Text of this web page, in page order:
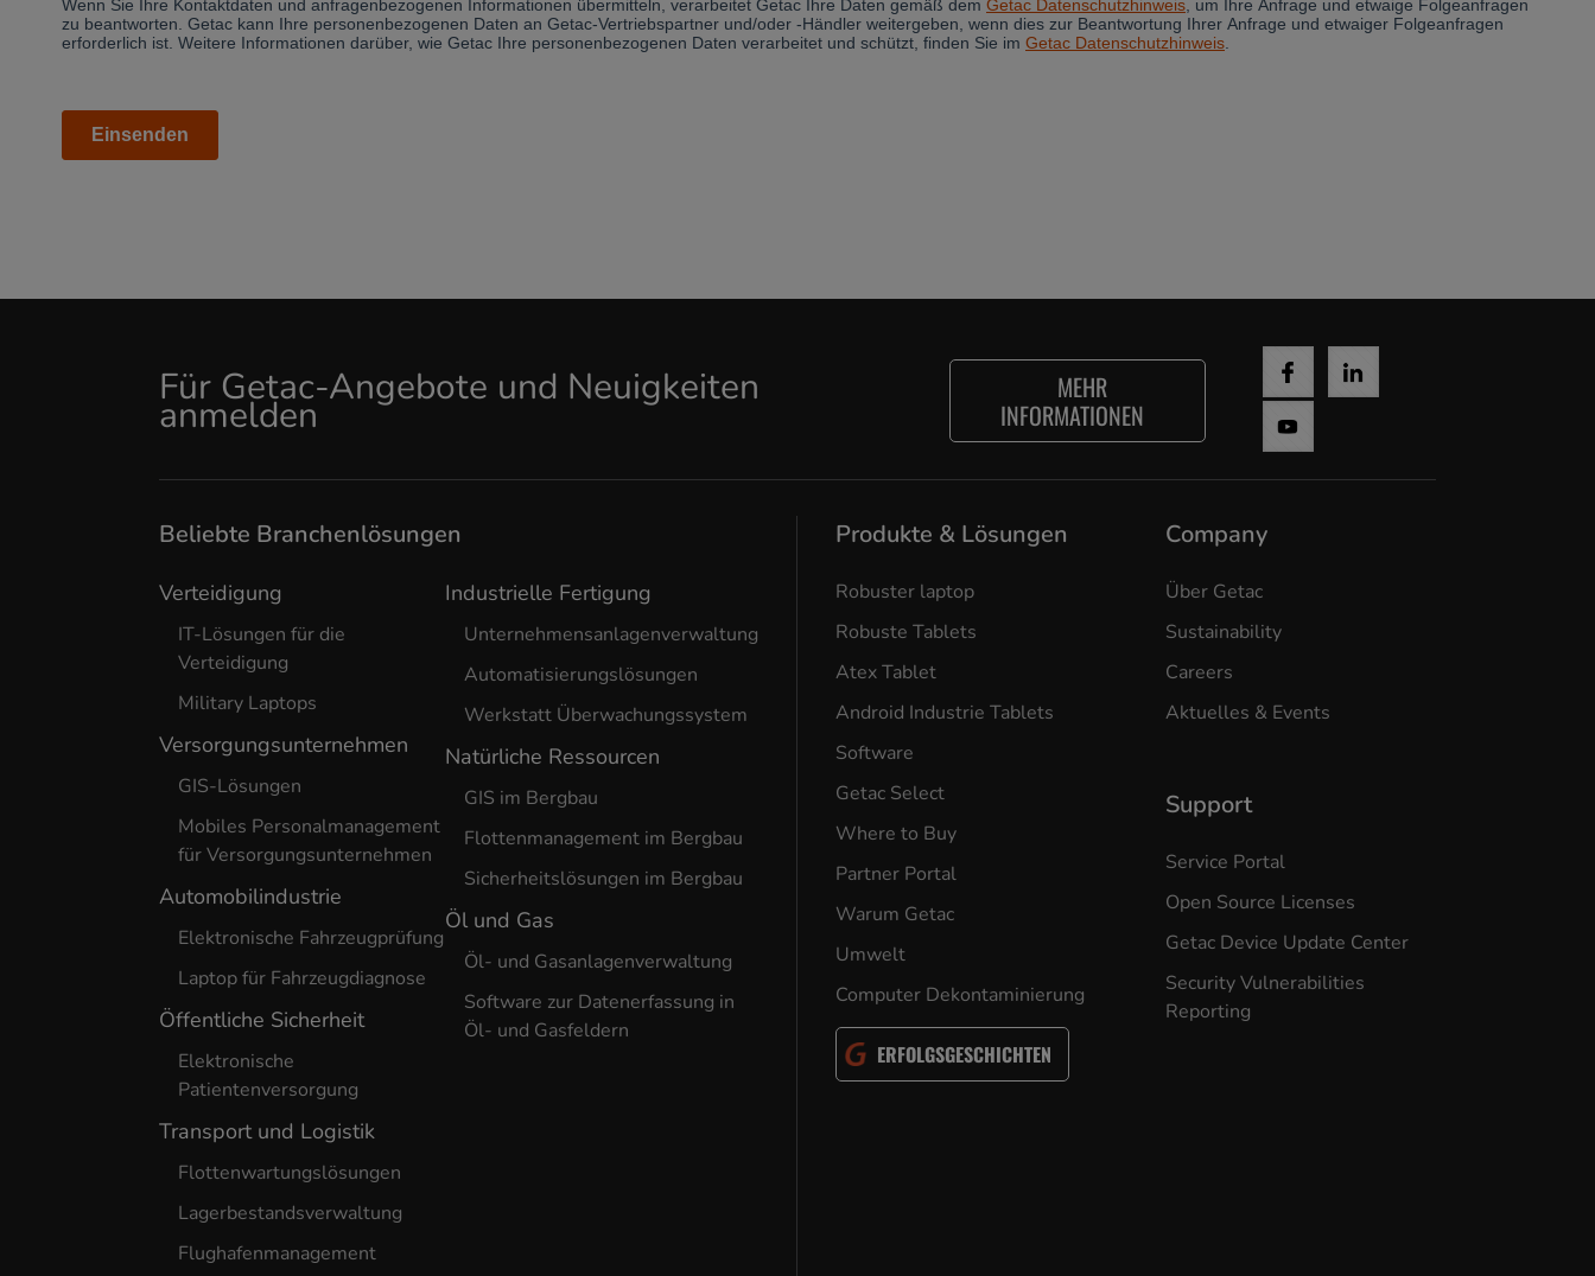
Für Getac-Angebote und Neuigkeiten
anmelden
MEHR
INFORMATIONEN
Beliebte Branchenlösungen
Verteidigung
IT-Lösungen für die
Verteidigung
Military Laptops
Versorgungsunternehmen
GIS-Lösungen
Mobiles Personalmanagement
für Versorgungsunternehmen
Automobilindustrie
Elektronische Fahrzeugprüfung
Laptop für Fahrzeugdiagnose
Öffentliche Sicherheit
Elektronische
Patientenversorgung
Transport und Logistik
Flottenwartungslösungen
Lagerbestandsverwaltung
Flughafenmanagement
Industrielle Fertigung
Unternehmensanlagenverwaltung
Automatisierungslösungen
Werkstatt Überwachungssystem
Natürliche Ressourcen
GIS im Bergbau
Flottenmanagement im Bergbau
Sicherheitslösungen im Bergbau
Öl und Gas
Öl- und Gasanlagenverwaltung
Software zur Datenerfassung in
Öl- und Gasfeldern
Produkte & Lösungen
Robuster laptop
Robuste Tablets
Atex Tablet
Android Industrie Tablets
Software
Getac Select
Where to Buy
Partner Portal
Warum Getac
Umwelt
Computer Dekontaminierung
ERFOLGSGESCHICHTEN
Company
Über Getac
Sustainability
Careers
Aktuelles & Events
Support
Service Portal
Open Source Licenses
Getac Device Update Center
Security Vulnerabilities
Reporting